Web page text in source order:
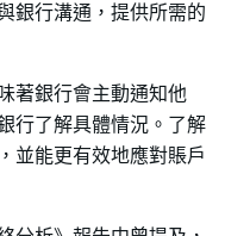
銀行溝通，提供所需的
著銀行會主動通知他
行了解具體情況。了解
並能更有效地應對賬戶